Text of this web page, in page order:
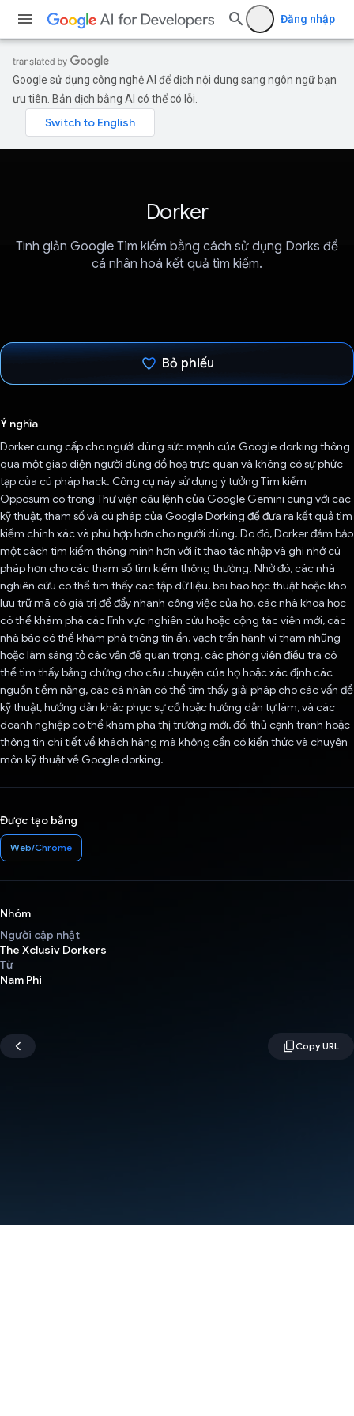
Đăng nhập
Google sử dụng công nghệ AI để dịch nội dung sang ngôn ngữ bạn
ưu tiên. Bản dịch bằng AI có thể có lỗi.
Dorker
Tinh giản Google Tìm kiếm bằng cách sử dụng Dorks để
cá nhân hoá kết quả tìm kiếm.
Bỏ phiếu
Ý nghĩa
Dorker cung cấp cho người dùng sức mạnh của Google dorking thông
qua một giao diện người dùng đồ hoạ trực quan và không có sự phức
tạp của cú pháp hack. Công cụ này sử dụng ý tưởng Tìm kiếm
Opposum có trong Thư viện câu lệnh của Google Gemini cùng với các
kỹ thuật, tham số và cú pháp của Google Dorking để đưa ra kết quả tìm
kiếm chính xác và phù hợp hơn cho người dùng. Do đó, Dorker đảm bảo
một cách tìm kiếm thông minh hơn với ít thao tác nhập và ghi nhớ cú
pháp hơn cho các tham số tìm kiếm thông thường. Nhờ đó, các nhà
nghiên cứu có thể tìm thấy các tập dữ liệu, bài báo học thuật hoặc kho
lưu trữ mã có giá trị để đẩy nhanh công việc của họ, các nhà khoa học
có thể khám phá các lĩnh vực nghiên cứu hoặc cộng tác viên mới, các
nhà báo có thể khám phá thông tin ẩn, vạch trần hành vi tham nhũng
hoặc làm sáng tỏ các vấn đề quan trọng, các phóng viên điều tra có
thể tìm thấy bằng chứng cho câu chuyện của họ hoặc xác định các
nguồn tiềm năng, các cá nhân có thể tìm thấy giải pháp cho các vấn đề
kỹ thuật, hướng dẫn khắc phục sự cố hoặc hướng dẫn tự làm, và các
doanh nghiệp có thể khám phá thị trường mới, đối thủ cạnh tranh hoặc
thông tin chi tiết về khách hàng mà không cần có kiến thức và chuyên
môn kỹ thuật về Google dorking.
Được tạo bằng
Web/Chrome
Nhóm
Người cập nhật
The Xclusiv Dorkers
Từ
Nam Phi